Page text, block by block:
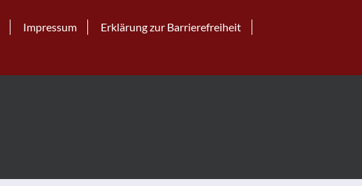
Impressum
Erklärung zur Barrierefreiheit